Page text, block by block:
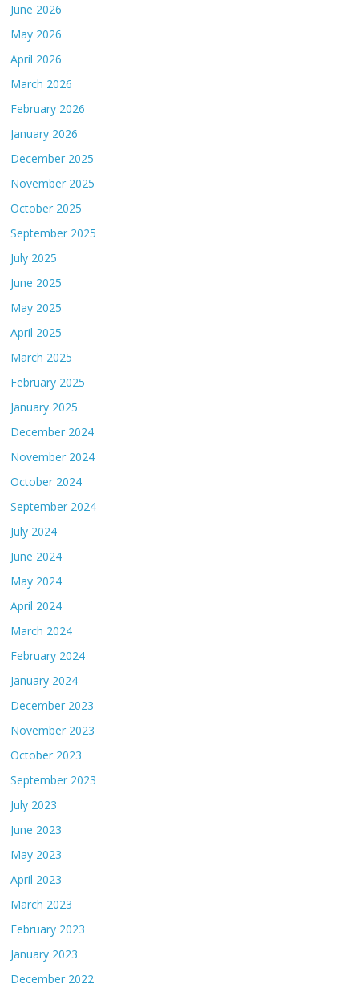
June 2026
May 2026
April 2026
March 2026
February 2026
January 2026
December 2025
November 2025
October 2025
September 2025
July 2025
June 2025
May 2025
April 2025
March 2025
February 2025
January 2025
December 2024
November 2024
October 2024
September 2024
July 2024
June 2024
May 2024
April 2024
March 2024
February 2024
January 2024
December 2023
November 2023
October 2023
September 2023
July 2023
June 2023
May 2023
April 2023
March 2023
February 2023
January 2023
December 2022